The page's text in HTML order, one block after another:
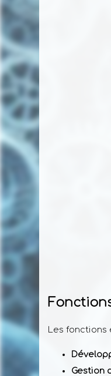
Les fonctions
Gestion